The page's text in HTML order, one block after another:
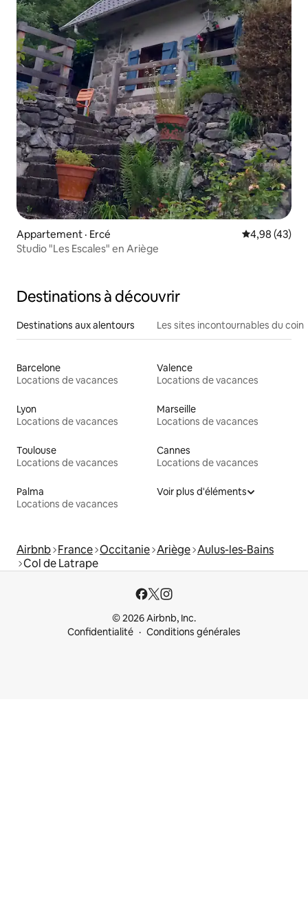
Appartement · Ercé Note
4,98 (43)
Studio "Les Escales" en Ariège
Destinations à découvrir
Destinations aux alentours Les sites incontournables du coin
Barcelone
Locations de vacances
Valence
Locations de vacances
Lyon
Locations de vacances
Marseille
Locations de vacances
Toulouse
Locations de vacances
Cannes
Locations de vacances
Palma
Locations de vacances
Voir plus d'éléments
Airbnb France Occitanie Ariège Aulus-les-Bains
Col de Latrape
© 2026 Airbnb, Inc.
Confidentialité
Conditions générales